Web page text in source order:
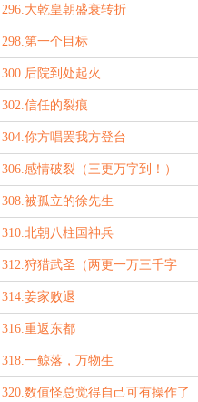
296.大乾皇朝盛衰转折
298.第一个目标
300.后院到处起火
302.信任的裂痕
304.你方唱罢我方登台
306.感情破裂（三更万字到！）
308.被孤立的徐先生
310.北朝八柱国神兵
312.狩猎武圣（两更一万三千字
到！）
314.姜家败退
316.重返东都
318.一鲸落，万物生
320.数值怪总觉得自己可有操作了